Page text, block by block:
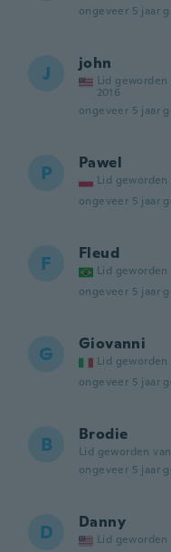
ongeveer 5 jaar
J john
Lid geworden
2016
ongeveer 5 jaar
P Pawel
Lid geworden
ongeveer 5 jaar
F Fleud
Lid geworden
ongeveer 5 jaar
G Giovanni
Lid geworden
ongeveer 5 jaar
B Brodie
Lid geworden
ongeveer 5 jaar
D Danny
Lid geworden